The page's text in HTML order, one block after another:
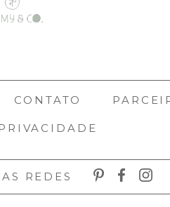
CONTATO
PRIVACIDADE
REDES